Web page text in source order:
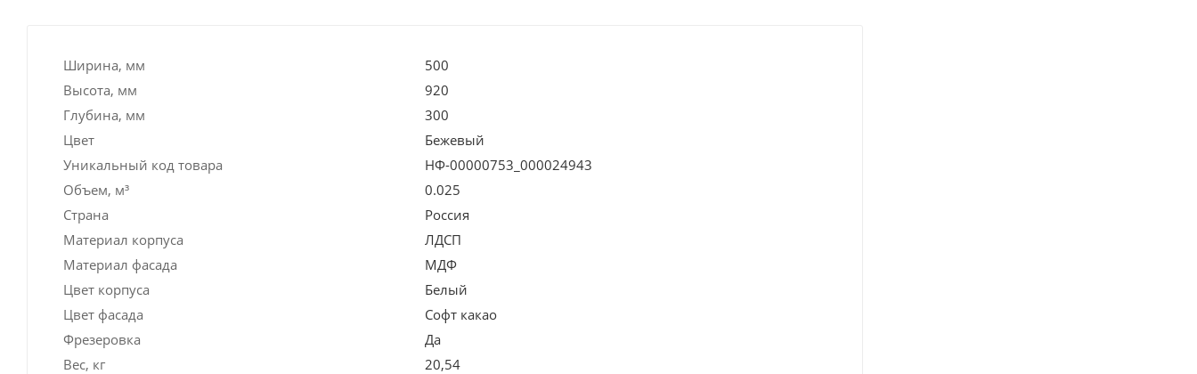
Ширина, мм
500
Высота, мм
920
Глубина, мм
300
Цвет
Бежевый
Уникальный код товара
НФ-00000753_000024943
Объем, м³
0.025
Страна
Россия
Материал корпуса
ЛДСП
Материал фасада
МДФ
Цвет корпуса
Белый
Цвет фасада
Софт какао
Фрезеровка
Да
Вес, кг
20,54